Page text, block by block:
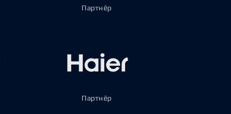
Партнёр
Партнёр